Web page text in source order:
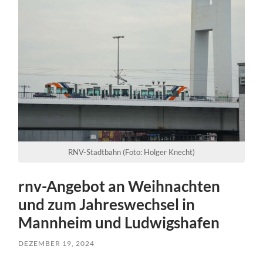
RNV-Stadtbahn (Foto: Holger Knecht)
rnv-Angebot an Weihnachten
und zum Jahreswechsel in
Mannheim und Ludwigshafen
DEZEMBER 19, 2024